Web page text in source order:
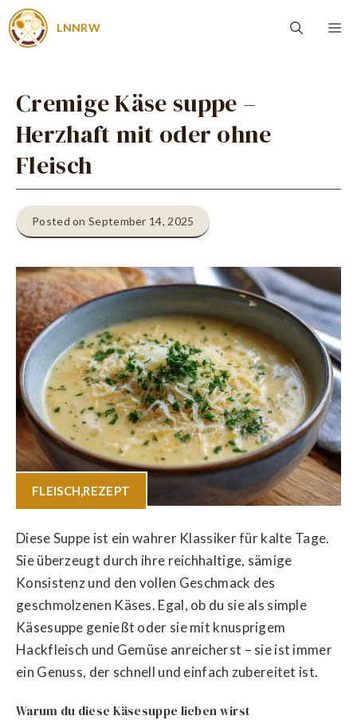
Zum
Inhalt
LNNRW
Cremige Käse suppe –
Herzhaft mit oder ohne
Fleisch
Posted on September 14, 2025
FLEISCH,REZEPT
Diese Suppe ist ein wahrer Klassiker für kalte Tage.
Sie überzeugt durch ihre reichhaltige, sämige
Konsistenz und den vollen Geschmack des
geschmolzenen Käses. Egal, ob du sie als simple
Käsesuppe genießt oder sie mit knusprigem
Hackfleisch und Gemüse anreicherst – sie ist immer
ein Genuss, der schnell und einfach zubereitet ist.
Warum du diese Käsesuppe lieben wirst